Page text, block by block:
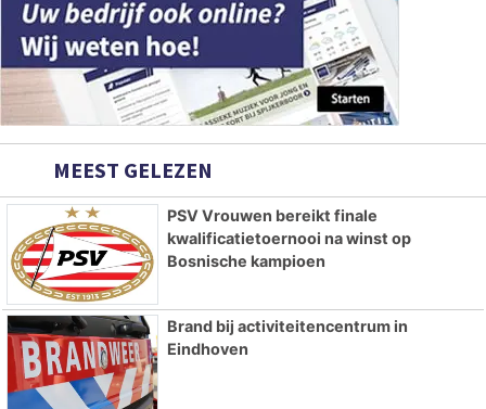
MEEST GELEZEN
PSV Vrouwen bereikt finale
kwalificatietoernooi na winst op
Bosnische kampioen
Brand bij activiteitencentrum in
Eindhoven